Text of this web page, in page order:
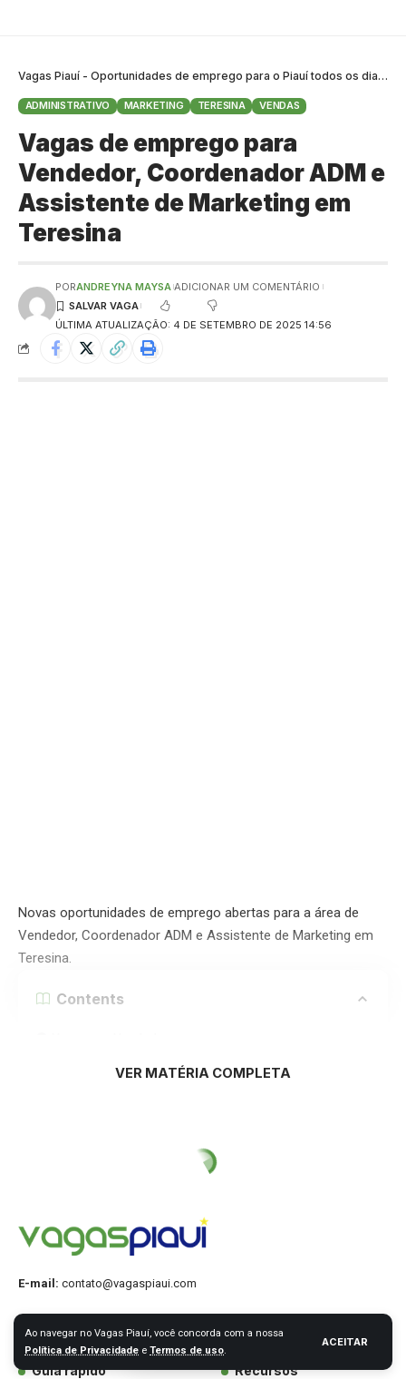
Ao navegar no Vagas Piauí, você concorda com a nossa
Política de Privacidade e Termos de uso.
ACEITAR
Vagas Piauí - Oportunidades de emprego para o Piauí todos os dias>
ADMINISTRATIVO MARKETING TERESINA VENDAS
Vagas de emprego para
Vendedor, Coordenador ADM e
Assistente de Marketing em
Teresina
ÚLTIMA ATUALIZAÇÃO: 4 DE SETEMBRO DE 2025 14:56
PORANDREYNA MAYSA ADICIONAR UM COMENTÁRIO
Novas oportunidades de emprego abertas para a área de
Vendedor, Coordenador ADM e Assistente de Marketing em
Teresina.
Contents
Vaga para Coordenador ADM
Confira todos os requisitos e informações para envio do seu
VER MATÉRIA COMPLETA
E-mail: contato@vagaspiaui.com
Guia rápido Recursos